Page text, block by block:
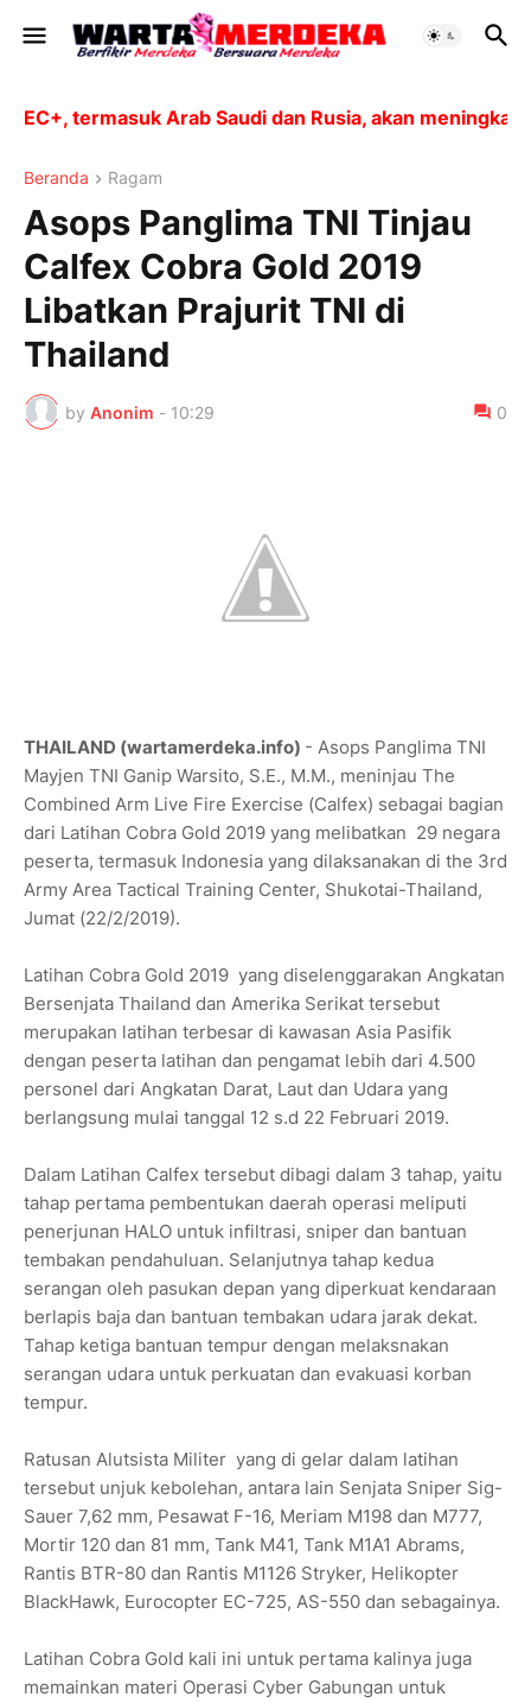
termasuk Arab Saudi dan Rusia, akan
Beranda Ragam
Asops Panglima TNI Tinjau
Calfex Cobra Gold 2019
Libatkan Prajurit TNI di
Thailand
by Anonim - 10:29 0
THAILAND (wartamerdeka.info) - Asops Panglima TNI
Mayjen TNI Ganip Warsito, S.E., M.M., meninjau The
Combined Arm Live Fire Exercise (Calfex) sebagai bagian
dari Latihan Cobra Gold 2019 yang melibatkan 29 negara
peserta, termasuk Indonesia yang dilaksanakan di the 3rd
Army Area Tactical Training Center, Shukotai-Thailand,
Jumat (22/2/2019).
Latihan Cobra Gold 2019 yang diselenggarakan Angkatan
Bersenjata Thailand dan Amerika Serikat tersebut
merupakan latihan terbesar di kawasan Asia Pasifik
dengan peserta latihan dan pengamat lebih dari 4.500
personel dari Angkatan Darat, Laut dan Udara yang
berlangsung mulai tanggal 12 s.d 22 Februari 2019.
Dalam Latihan Calfex tersebut dibagi dalam 3 tahap, yaitu
tahap pertama pembentukan daerah operasi meliputi
penerjunan HALO untuk infiltrasi, sniper dan bantuan
tembakan pendahuluan. Selanjutnya tahap kedua
serangan oleh pasukan depan yang diperkuat kendaraan
berlapis baja dan bantuan tembakan udara jarak dekat.
Tahap ketiga bantuan tempur dengan melaksnakan
serangan udara untuk perkuatan dan evakuasi korban
tempur.
Ratusan Alutsista Militer yang di gelar dalam latihan
tersebut unjuk kebolehan, antara lain Senjata Sniper Sig-
Sauer 7,62 mm, Pesawat F-16, Meriam M198 dan M777,
Mortir 120 dan 81 mm, Tank M41, Tank M1A1 Abrams,
Rantis BTR-80 dan Rantis M1126 Stryker, Helikopter
BlackHawk, Eurocopter EC-725, AS-550 dan sebagainya.
Latihan Cobra Gold kali ini untuk pertama kalinya juga
memainkan materi Operasi Cyber Gabungan untuk